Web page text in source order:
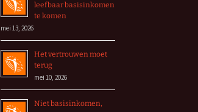
leefbaar basisinkomen
te komen
mei 13, 2026
Het vertrouwen moet
terug
mei 10, 2026
Niet basisinkomen,